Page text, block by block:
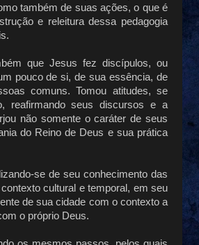
também de suas ações, o que é
e releitura dessa pedagogia
que Jesus fez discípulos, ou
pouco de si, de sua essência, de
comuns. Tomou atitudes, se
reafirmando seus discursos e a
não somente o caráter de seus
do Reino de Deus e sua prática
se de seu conhecimento das
cultural e temporal, em seu
de sua cidade com o contexto a
o próprio Deus.